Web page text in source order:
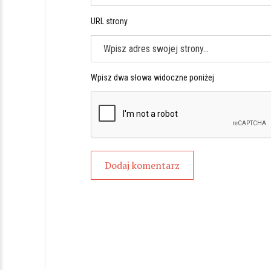
URL strony
Wpisz dwa słowa widoczne poniżej